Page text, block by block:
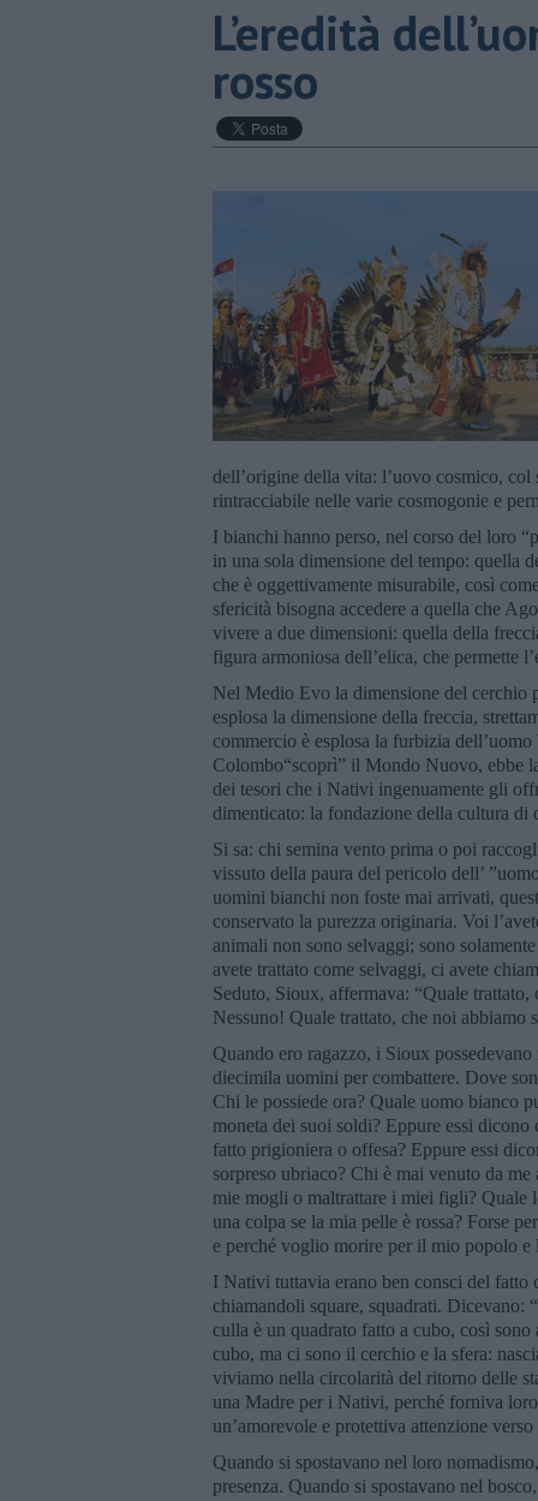
​L’eredità
rosso
dell’origine della vita: l’uovo cosmico,
rintracciabile nelle varie cosmogonie e
I bianchi hanno perso, nel corso del loro
in una sola dimensione del tempo: quella
che è oggettivamente misurabile, così
sfericità bisogna accedere a quella che
vivere a due dimensioni: quella della
figura armoniosa dell’elica, che permette
Nel Medio Evo la dimensione del cerchio
esplosa la dimensione della freccia,
commercio è esplosa la furbizia
Colombo“scoprì” il Mondo Nuovo, ebbe
dei tesori che i Nativi ingenuamente gli
dimenticato: la fondazione della cultura
Si sa: chi semina vento prima o poi
vissuto della paura del pericolo dell’
uomini bianchi non foste mai arrivati,
conservato la purezza originaria. Voi
animali non sono selvaggi; sono
avete trattato come selvaggi, ci avete
Seduto, Sioux, affermava: “Quale
Nessuno! Quale trattato, che noi abbiamo
Quando ero ragazzo, i Sioux
diecimila uomini per combattere. Dove
Chi le possiede ora? Quale uomo bianco
moneta dei suoi soldi? Eppure essi
fatto prigioniera o offesa? Eppure essi
sorpreso ubriaco? Chi è mai venuto da
mie mogli o maltrattare i miei figli? Quale
una colpa se la mia pelle è rossa? Forse
e perché voglio morire per il mio popolo e
I Nativi tuttavia erano ben consci del
chiamandoli square, squadrati.
culla è un quadrato fatto a cubo, così
cubo, ma ci sono il cerchio e la sfera:
viviamo nella circolarità del ritorno delle
una Madre per i Nativi, perché forniva
un’amorevole e protettiva attenzione
Quando si spostavano nel loro
presenza. Quando si spostavano nel